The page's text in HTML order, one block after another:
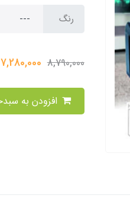
رنگ
8,790,000
7,280,000